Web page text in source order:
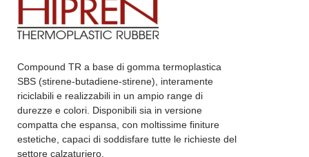
Compound TR a base di gomma termoplastica
SBS (stirene-butadiene-stirene), interamente
riciclabili e realizzabili in un ampio range di
durezze e colori. Disponibili sia in versione
compatta che espansa, con moltissime finiture
estetiche, capaci di soddisfare tutte le richieste del
settore calzaturiero.